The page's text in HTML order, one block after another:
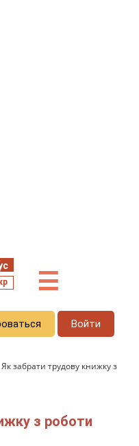
☰
Войти
Як забрати трудову книжку з
з роботи